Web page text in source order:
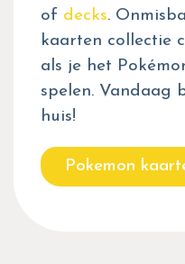
of decks.
kaarten collectie
als je het
spelen. Vandaag
huis!
Pokemon